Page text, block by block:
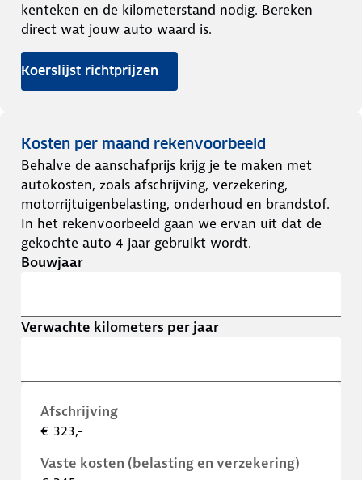
kenteken en de kilometerstand nodig. Bereken
direct wat jouw auto waard is.
Koerslijst richtprijzen
Kosten per maand rekenvoorbeeld
Behalve de aanschafprijs krijg je te maken met
autokosten, zoals afschrijving, verzekering,
motorrijtuigenbelasting, onderhoud en brandstof.
In het rekenvoorbeeld gaan we ervan uit dat de
gekochte auto 4 jaar gebruikt wordt.
Bouwjaar
Verwachte kilometers per jaar
Afschrijving
€ 323,-
Vaste kosten (belasting en verzekering)